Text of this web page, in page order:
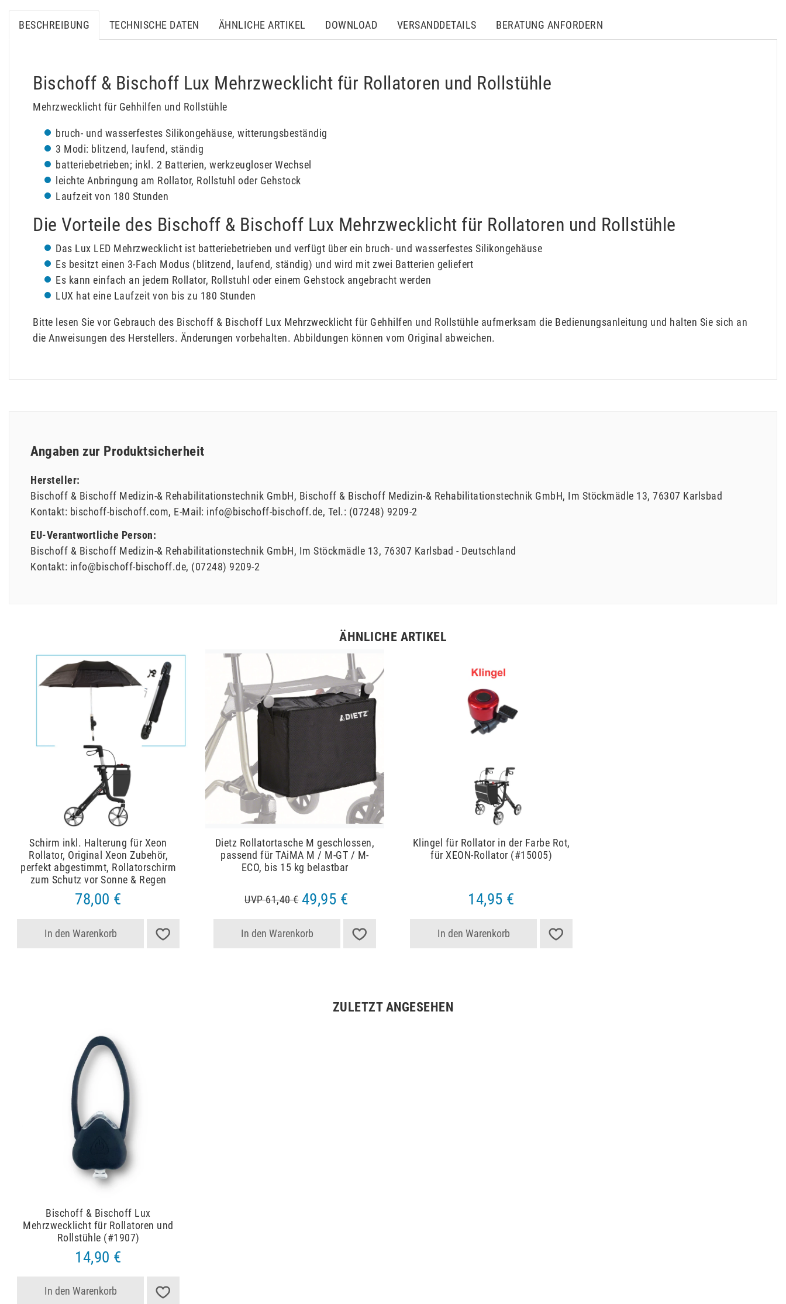
BESCHREIBUNG TECHNISCHE DATEN ÄHNLICHE ARTIKEL DOWNLOAD VERSANDDETAILS BERATUNG ANFORDERN
Bischoff & Bischoff Lux Mehrzwecklicht für Rollatoren und Rollstühle
Mehrzwecklicht für Gehhilfen und Rollstühle
bruch- und wasserfestes Silikongehäuse, witterungsbeständig
3 Modi: blitzend, laufend, ständig
batteriebetrieben; inkl. 2 Batterien, werkzeugloser Wechsel
leichte Anbringung am Rollator, Rollstuhl oder Gehstock
Laufzeit von 180 Stunden
Die Vorteile des Bischoff & Bischoff Lux Mehrzwecklicht für Rollatoren und Rollstühle
Das Lux LED Mehrzwecklicht ist batteriebetrieben und verfügt über ein bruch- und wasserfestes Silikongehäuse
Es besitzt einen 3-Fach Modus (blitzend, laufend, ständig) und wird mit zwei Batterien geliefert
Es kann einfach an jedem Rollator, Rollstuhl oder einem Gehstock angebracht werden
LUX hat eine Laufzeit von bis zu 180 Stunden
Bitte lesen Sie vor Gebrauch des Bischoff & Bischoff Lux Mehrzwecklicht für Gehhilfen und Rollstühle aufmerksam die Bedienungsanleitung und halten Sie sich an
die Anweisungen des Herstellers. Änderungen vorbehalten. Abbildungen können vom Original abweichen.
Angaben zur Produktsicherheit
Hersteller:
Bischoff & Bischoff Medizin-& Rehabilitationstechnik GmbH Bischoff & Bischoff Medizin-& Rehabilitationstechnik GmbH Im Stöckmädle 13 76307 Karlsbad
Kontakt: bischoff-bischoff.com E-Mail: info@bischoff-bischoff.de Tel.: (07248) 9209-2
EU-Verantwortliche Person:
Bischoff & Bischoff Medizin-& Rehabilitationstechnik GmbH Im Stöckmädle 13 76307 Karlsbad
Deutschland
Kontakt: info@bischoff-bischoff.de (07248) 9209-2
ÄHNLICHE ARTIKEL
Schirm inkl. Halterung für Xeon
Rollator, Original Xeon Zubehör,
perfekt abgestimmt, Rollatorschirm
zum Schutz vor Sonne & Regen
78,00 €
In den Warenkorb
Dietz Rollatortasche M geschlossen,
passend für TAiMA M / M-GT / M-
ECO, bis 15 kg belastbar
UVP 61,40 € 49,95 €
In den Warenkorb
Klingel für Rollator in der Farbe Rot,
für XEON-Rollator (#15005)
14,95 €
In den Warenkorb
ZULETZT ANGESEHEN
Bischoff & Bischoff Lux
Mehrzwecklicht für Rollatoren und
Rollstühle (#1907)
14,90 €
In den Warenkorb